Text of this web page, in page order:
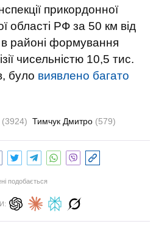
прикордонної
області РФ за 50 км від
районі формування
чисельністю 10,5 тис.
було виявлено багато
(3924) Тимчук Дмитро (579)
подобається